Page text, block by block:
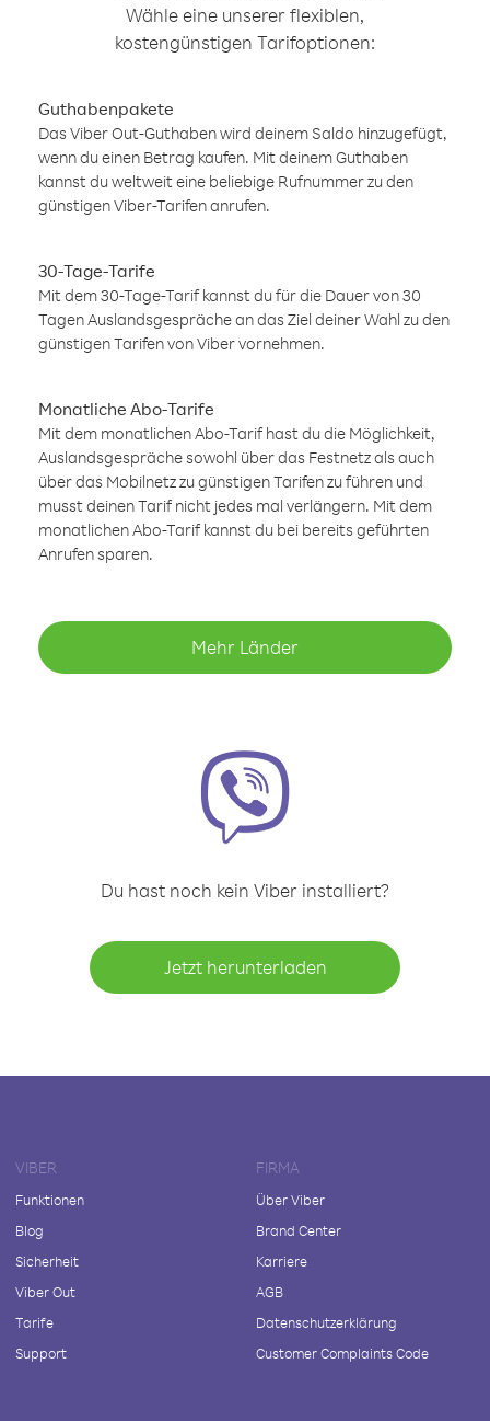
Wähle eine unserer flexiblen,
kostengünstigen Tarifoptionen:
Guthabenpakete
Das Viber Out-Guthaben wird deinem Saldo hinzugefügt,
wenn du einen Betrag kaufen. Mit deinem Guthaben
kannst du weltweit eine beliebige Rufnummer zu den
günstigen Viber-Tarifen anrufen.
30-Tage-Tarife
Mit dem 30-Tage-Tarif kannst du für die Dauer von 30
Tagen Auslandsgespräche an das Ziel deiner Wahl zu den
günstigen Tarifen von Viber vornehmen.
Monatliche Abo-Tarife
Mit dem monatlichen Abo-Tarif hast du die Möglichkeit,
Auslandsgespräche sowohl über das Festnetz als auch
über das Mobilnetz zu günstigen Tarifen zu führen und
musst deinen Tarif nicht jedes mal verlängern. Mit dem
monatlichen Abo-Tarif kannst du bei bereits geführten
Anrufen sparen.
Mehr Länder
Du hast noch kein Viber installiert?
Jetzt herunterladen
VIBER
Funktionen
Blog
Sicherheit
Viber Out
Tarife
Support
FIRMA
Über Viber
Brand Center
Karriere
AGB
Datenschutzerklärung
Customer Complaints Code